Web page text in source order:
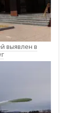
выявлен в